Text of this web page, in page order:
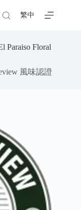
繁中
Paraiso Floral
風味認證